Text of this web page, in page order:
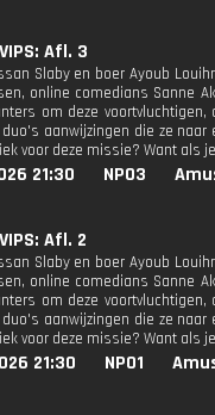
Afl. 3
Slaby en boer Ayoub
online comedians Sanne
om deze
duo's aanwijzingen die ze
voor deze missie? Want als
21:30 NPO3
Afl. 2
Slaby en boer Ayoub
online comedians Sanne
om deze
duo's aanwijzingen die ze
voor deze missie? Want als
21:30 NPO1